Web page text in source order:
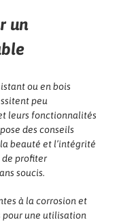
un
ou en bois
peu
leurs fonctionnalités
des conseils
beauté et l’intégrité
de profiter
soucis.
à la corrosion et
pour une utilisation